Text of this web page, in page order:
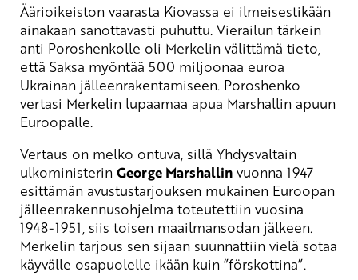
Äärioikeiston vaarasta Kiovassa ei ilmeisestikään
ainakaan sanottavasti puhuttu. Vierailun tärkein
anti Poroshenkolle oli Merkelin välittämä tieto,
että Saksa myöntää 500 miljoonaa euroa
Ukrainan jälleenrakentamiseen. Poroshenko
vertasi Merkelin lupaamaa apua Marshallin apuun
Euroopalle.
Vertaus on melko ontuva, sillä Yhdysvaltain
ulkoministerin George Marshallin vuonna 1947
esittämän avustustarjouksen mukainen Euroopan
jälleenrakennusohjelma toteutettiin vuosina
1948-1951, siis toisen maailmansodan jälkeen.
Merkelin tarjous sen sijaan suunnattiin vielä sotaa
käyvälle osapuolelle ikään kuin ”förskottina”.